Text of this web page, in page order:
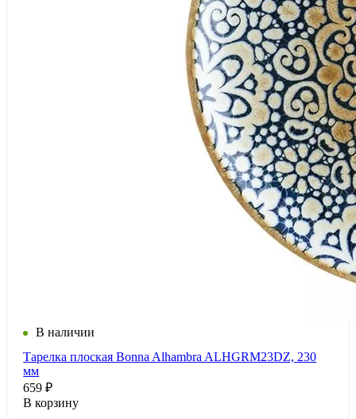
В наличии
Тарелка плоская Bonna Alhambra ALHGRM23DZ, 230
мм
659 ₽
В корзину